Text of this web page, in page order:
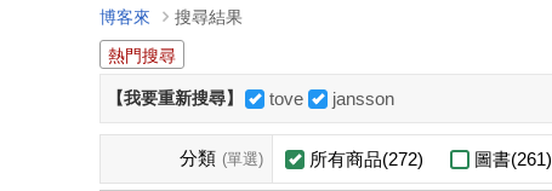
博客來
搜尋結果
熱門搜尋
【我要重新搜尋】 tove jansson
分類 (單選) 所有商品(272) 圖書(261)